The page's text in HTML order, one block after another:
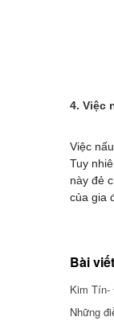
4. Việc
Việc
Tuy
này đẻ
của gia
Bài
Kim Tín-
Những